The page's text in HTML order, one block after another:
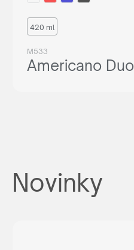
420 ml
M533
Americano Duo
Novinky